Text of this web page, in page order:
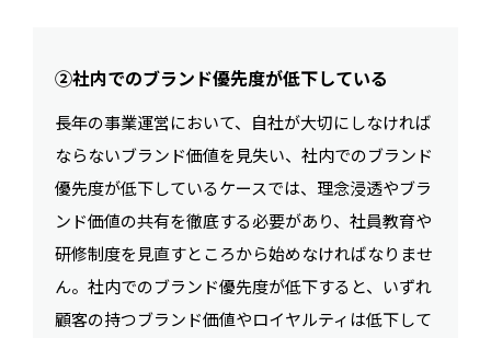
②社内でのブランド優先度が低下している
長年の事業運営において、自社が大切にしなければ
ならないブランド価値を見失い、社内でのブランド
優先度が低下しているケースでは、理念浸透やブラ
ンド価値の共有を徹底する必要があり、社員教育や
研修制度を見直すところから始めなければなりませ
ん。社内でのブランド優先度が低下すると、いずれ
顧客の持つブランド価値やロイヤルティは低下して